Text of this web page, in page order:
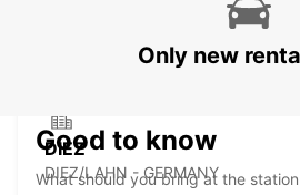
DIEZ
DIEZ/LAHN - GERMANY
Only new
Good to know
What should you bring at the